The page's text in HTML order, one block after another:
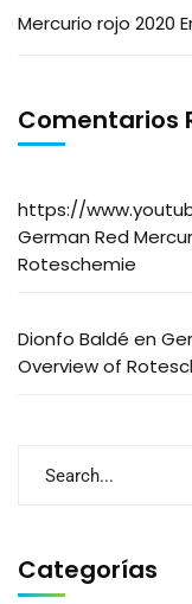
Mercurio rojo 2020
Comentarios
https://
German Red
Roteschemie
Dionfo Baldé en
Overview of
Categorías